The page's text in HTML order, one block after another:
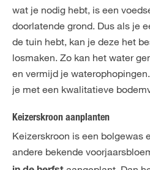
wat je nodig hebt, is een
doorlatende grond. Dus als je
de tuin hebt, kan je deze het
losmaken. Zo kan het water
en vermijd je
je met een kwalitatieve
Keizerskroon aanplanten
Keizerskroon is een bolgewas
andere bekende